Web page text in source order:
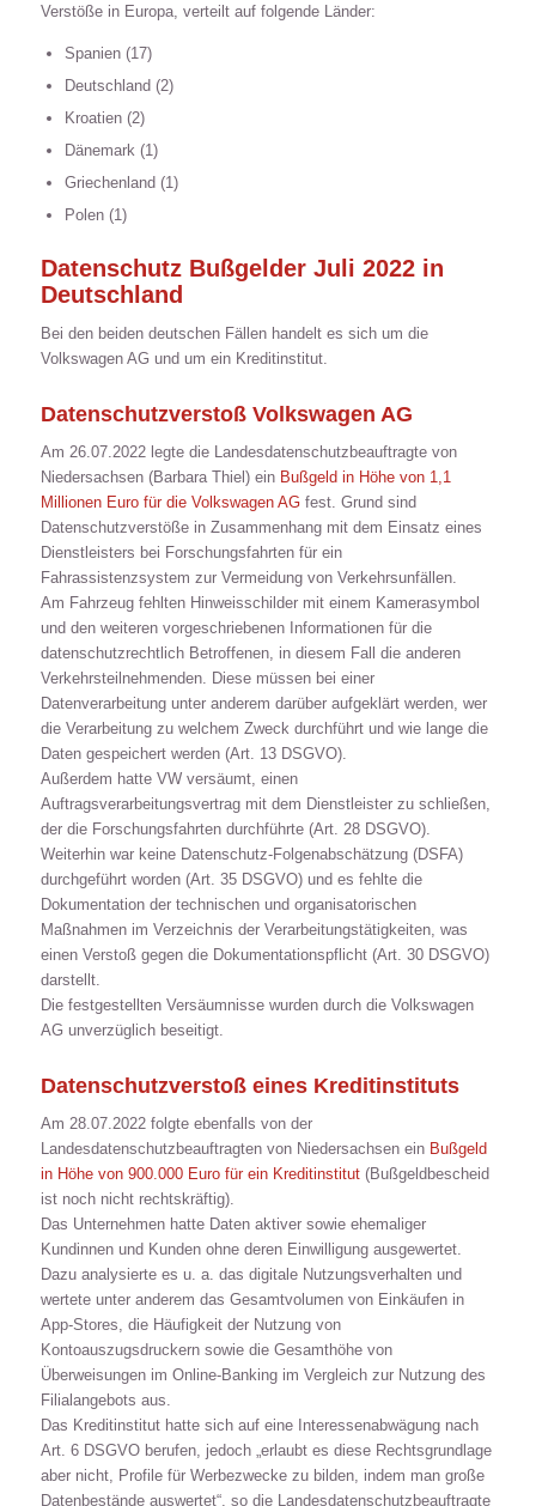
Verstöße in Europa, verteilt auf folgende Länder:
Spanien (17)
Deutschland (2)
Kroatien (2)
Dänemark (1)
Griechenland (1)
Polen (1)
Datenschutz Bußgelder Juli 2022 in
Deutschland
Bei den beiden deutschen Fällen handelt es sich um die
Volkswagen AG und um ein Kreditinstitut.
Datenschutzverstoß Volkswagen AG
Am 26.07.2022 legte die Landesdatenschutzbeauftragte von
Niedersachsen (Barbara Thiel) ein Bußgeld in Höhe von 1,1
Millionen Euro für die Volkswagen AGfest. Grund sind
Datenschutzverstöße in Zusammenhang mit dem Einsatz eines
Dienstleisters bei Forschungsfahrten für ein
Fahrassistenzsystem zur Vermeidung von Verkehrsunfällen.
Am Fahrzeug fehlten Hinweisschilder mit einem Kamerasymbol
und den weiteren vorgeschriebenen Informationen für die
datenschutzrechtlich Betroffenen, in diesem Fall die anderen
Verkehrsteilnehmenden. Diese müssen bei einer
Datenverarbeitung unter anderem darüber aufgeklärt werden, wer
die Verarbeitung zu welchem Zweck durchführt und wie lange die
Daten gespeichert werden (Art. 13 DSGVO).
Außerdem hatte VW versäumt, einen
Auftragsverarbeitungsvertrag mit dem Dienstleister zu schließen,
der die Forschungsfahrten durchführte (Art. 28 DSGVO).
Weiterhin war keine Datenschutz-Folgenabschätzung (DSFA)
durchgeführt worden (Art. 35 DSGVO) und es fehlte die
Dokumentation der technischen und organisatorischen
Maßnahmen im Verzeichnis der Verarbeitungstätigkeiten, was
einen Verstoß gegen die Dokumentationspflicht (Art. 30 DSGVO)
darstellt.
Die festgestellten Versäumnisse wurden durch die Volkswagen
AG unverzüglich beseitigt.
Datenschutzverstoß eines Kreditinstituts
Am 28.07.2022 folgte ebenfalls von der
Landesdatenschutzbeauftragten von Niedersachsen ein Bußgeld
in Höhe von 900.000 Euro für ein Kreditinstitut(Bußgeldbescheid
ist noch nicht rechtskräftig).
Das Unternehmen hatte Daten aktiver sowie ehemaliger
Kundinnen und Kunden ohne deren Einwilligung ausgewertet.
Dazu analysierte es u. a. das digitale Nutzungsverhalten und
wertete unter anderem das Gesamtvolumen von Einkäufen in
App-Stores, die Häufigkeit der Nutzung von
Kontoauszugsdruckern sowie die Gesamthöhe von
Überweisungen im Online-Banking im Vergleich zur Nutzung des
Filialangebots aus.
Das Kreditinstitut hatte sich auf eine Interessenabwägung nach
Art. 6 DSGVO berufen, jedoch „erlaubt es diese Rechtsgrundlage
aber nicht, Profile für Werbezwecke zu bilden, indem man große
Datenbestände auswertet“, so die Landesdatenschutzbeauftragte